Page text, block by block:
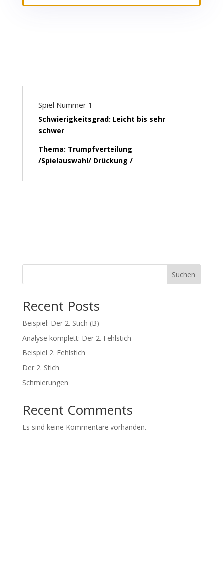
Spiel Nummer 1
Schwierigkeitsgrad: Leicht bis sehr
schwer
Thema: Trumpfverteilung
/Spielauswahl/ Drückung /
Suchen
Recent Posts
Beispiel: Der 2. Stich (B)
Analyse komplett: Der 2. Fehlstich
Beispiel 2. Fehlstich
Der 2. Stich
Schmierungen
Recent Comments
Es sind keine Kommentare vorhanden.